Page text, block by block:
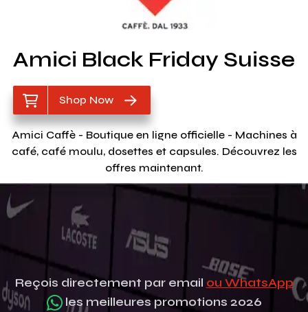
Amici Black Friday Suisse
Shop Now
Amici Caffè - Boutique en ligne officielle - Machines à
café, café moulu, dosettes et capsules. Découvrez les
offres maintenant.
Reçois directement par email ou WhatsApp
les meilleures promotions 2026